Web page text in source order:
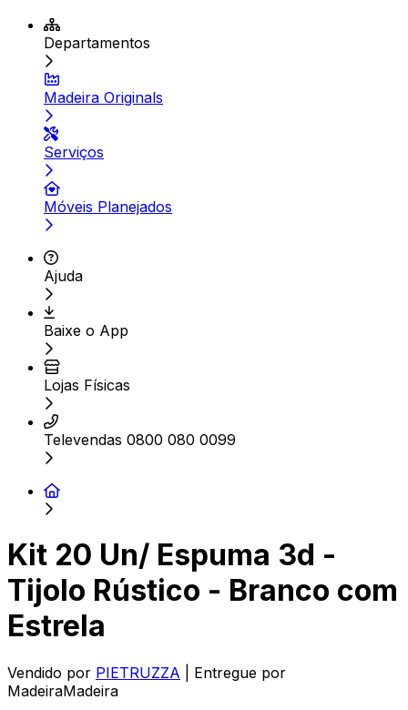
Departamentos
Madeira Originals
Serviços
Móveis Planejados
Ajuda
Baixe o App
Lojas Físicas
Televendas 0800 080 0099
Kit 20 Un/ Espuma 3d -
Tijolo Rústico - Branco com
Estrela
Vendido por PIETRUZZA
| Entregue por
MadeiraMadeira